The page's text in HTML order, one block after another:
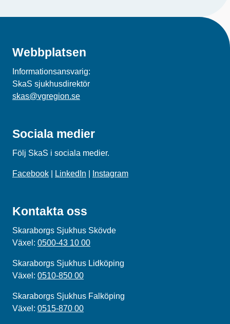
Webbplatsen
Informationsansvarig:
SkaS sjukhusdirektör
skas@vgregion.se
Sociala medier
Följ SkaS i sociala medier.
Facebook LinkedIn Instagram
Kontakta oss
Skaraborgs Sjukhus Skövde
Växel: 0500-43 10 00
Skaraborgs Sjukhus Lidköping
Växel: 0510-850 00
Skaraborgs Sjukhus Falköping
Växel: 0515-870 00